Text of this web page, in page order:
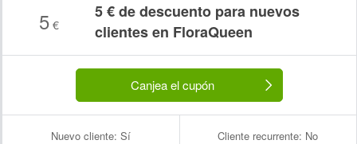
5 €
5 € de descuento para nuevos
clientes en FloraQueen
Canjea el cupón
Nuevo cliente: Sí Cliente recurrente: No